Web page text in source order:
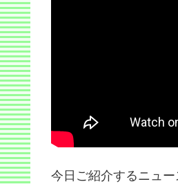
今日ご紹介するニュー